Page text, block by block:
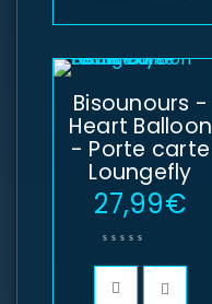
Bisounours -
Heart Balloon
- Porte carte
Loungefly
27,99€